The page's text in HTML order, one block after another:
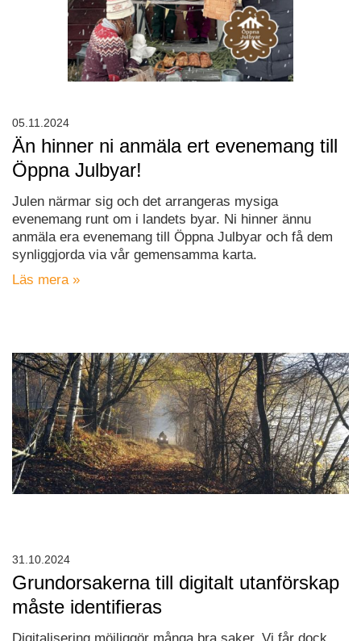
Än hinner ni anmäla ert evenemang till
Öppna Julbyar!
Julen närmar sig och det arrangeras mysiga
evenemang runt om i landets byar. Ni hinner ännu
anmäla era evenemang till Öppna Julbyar och få dem
synliggjorda via vår gemensamma karta.
Läs mera »
05.11.2024
Grundorsakerna till digitalt utanförskap
måste identifieras
31.10.2024